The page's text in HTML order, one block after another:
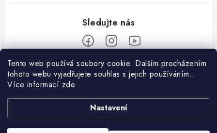
Tento web používá soubory cookie. Dalším procházením
tohoto webu vyjadřujete souhlas s jejich používáním..
Více informací zde.
Nastavení
Informace pro vás
Doprava a platba
Můj účet